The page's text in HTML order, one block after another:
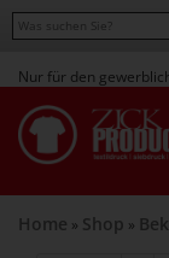
Nur für den
Home » Shop »